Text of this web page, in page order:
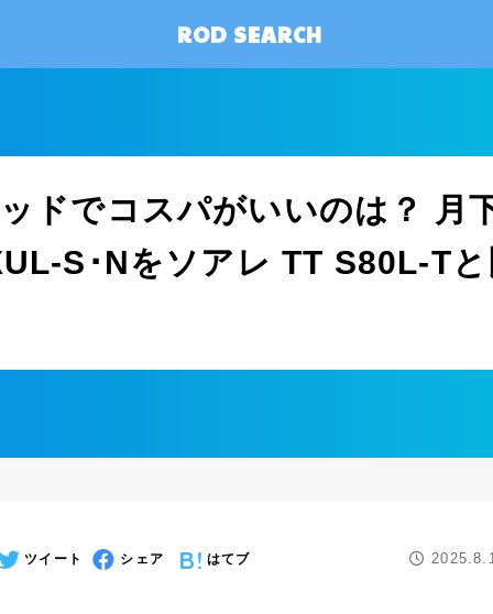
ROD SEARCH
ドでコスパがいいのは？ 月
S･Nをソアレ TT S80L-T
ツイート シェア はてブ